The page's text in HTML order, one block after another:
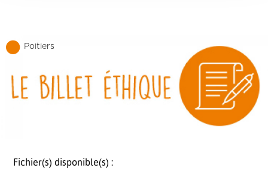
Poitiers
Fichier(s) disponible(s) :